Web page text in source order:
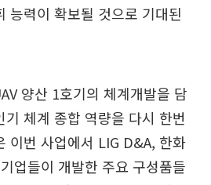
능력이 확보될 것으로 기대된
양산 1호기의 체계개발을 담
체계 종합 역량을 다시 한번
이번 사업에서 LIG D&A, 한화
업들이 개발한 주요 구성품들